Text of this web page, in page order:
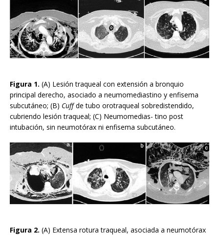
Figura 1. (A) Lesión traqueal con extensión a bronquio
principal derecho, asociado a neumomediastino y enfisema
subcutáneo; (B) Cuffde tubo orotraqueal sobredistendido,
cubriendo lesión traqueal; (C) Neumomedias- tino post
intubación, sin neumotórax ni enfisema subcutáneo.
Figura 2. (A) Extensa rotura traqueal, asociada a neumotórax